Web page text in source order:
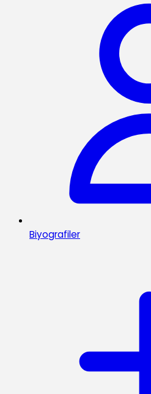
Biyografiler